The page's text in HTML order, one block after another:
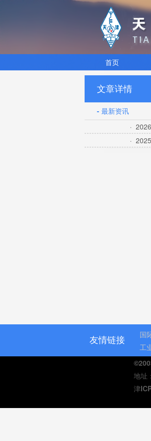
首页
文章详情
- 最新资讯
·
·
友情链接 国
工
地址
津